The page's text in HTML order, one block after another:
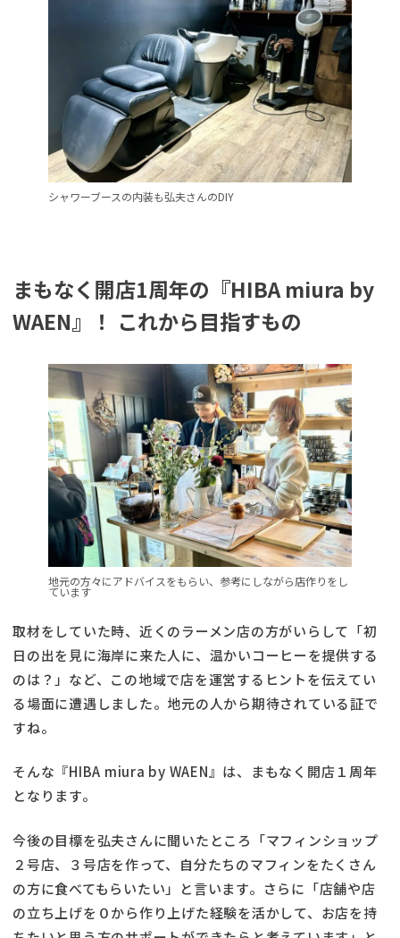
シャワーブースの内装も弘夫さんのDIY
まもなく開店1周年の『HIBA miura by
WAEN』！ これから目指すもの
地元の方々にアドバイスをもらい、参考にしながら店作りをし
ています
取材をしていた時、近くのラーメン店の方がいらして「初
日の出を見に海岸に来た人に、温かいコーヒーを提供する
のは？」など、この地域で店を運営するヒントを伝えてい
る場面に遭遇しました。地元の人から期待されている証で
すね。
そんな『HIBA miura by WAEN』は、まもなく開店１周年
となります。
今後の目標を弘夫さんに聞いたところ「マフィンショップ
２号店、３号店を作って、自分たちのマフィンをたくさん
の方に食べてもらいたい」と言います。さらに「店舗や店
の立ち上げを０から作り上げた経験を活かして、お店を持